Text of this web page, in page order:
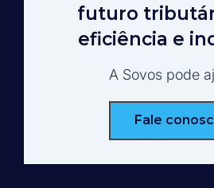
futuro
eficiência e
A Sovos pode
Fale